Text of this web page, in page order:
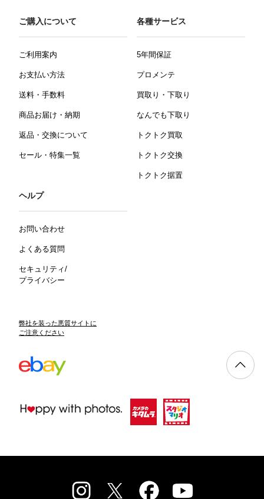
ご購入について
ご利用案内
お支払い方法
送料・手数料
商品お届け・納期
返品・交換について
セール・特集一覧
各種サービス
5年間保証
プロメンテ
買取り・下取り
なんでも下取り
トクトク買取
トクトク交換
トクトク据置
ヘルプ
お問い合わせ
よくある質問
セキュリティ/
プライバシー
弊社を装った悪質サイトに
ご注意ください